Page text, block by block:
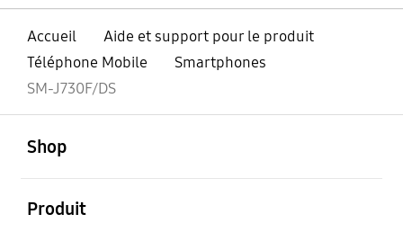
Accueil
Aide et support pour le produit
Téléphone Mobile
Smartphones
SM-J730F/DS
Shop
Produit